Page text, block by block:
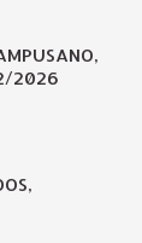
2026